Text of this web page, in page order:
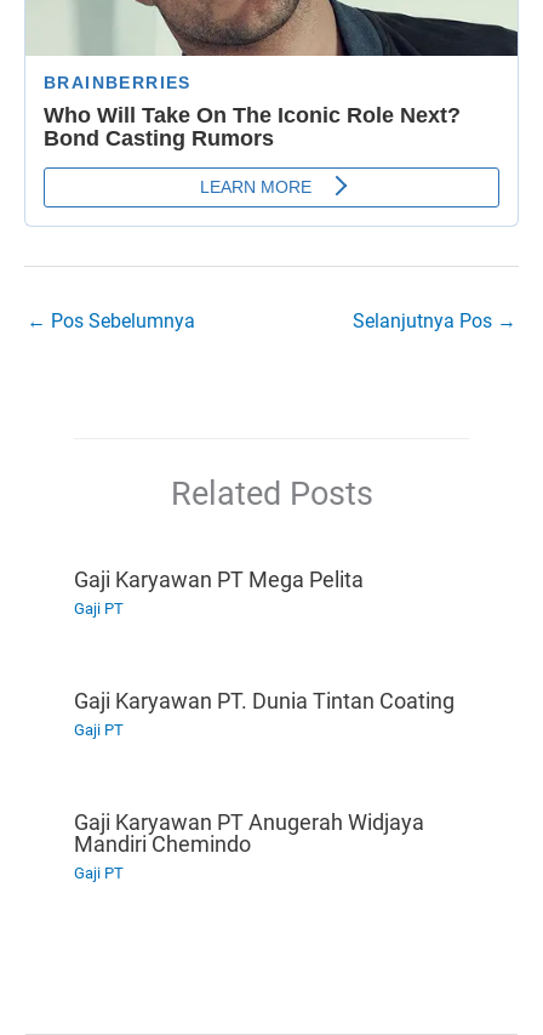
← Pos Sebelumnya Selanjutnya Pos →
Related Posts
Gaji Karyawan PT Mega Pelita
Gaji PT
Gaji Karyawan PT. Dunia Tintan Coating
Gaji PT
Gaji Karyawan PT Anugerah Widjaya
Mandiri Chemindo
Gaji PT